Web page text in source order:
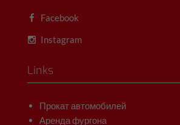
Facebook
Instagram
Links
Прокат автомобилей
Аренда фургона